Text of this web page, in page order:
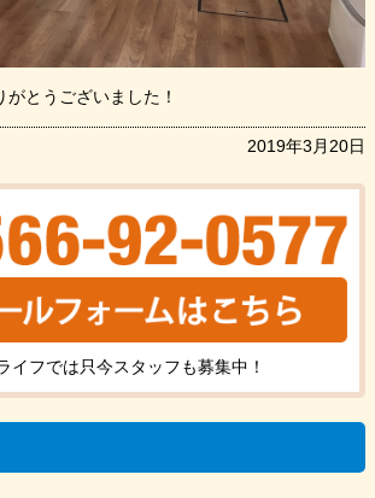
とうございました！
2019年3月20日
イフでは只今スタッフも募集中！